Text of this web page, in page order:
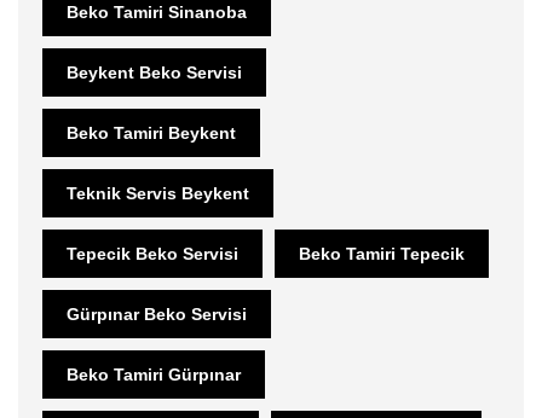
Beko Tamiri Sinanoba
Beykent Beko Servisi
Beko Tamiri Beykent
Teknik Servis Beykent
Tepecik Beko Servisi Beko Tamiri Tepecik
Gürpınar Beko Servisi
Beko Tamiri Gürpınar